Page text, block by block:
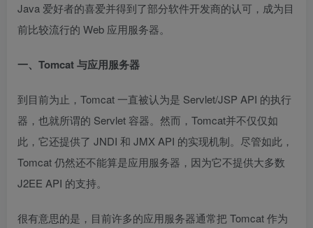
Java 爱好者的喜爱并得到了部分软件开发商的认可，成为目
前比较流行的 Web 应用服务器。
一、Tomcat 与应用服务器
到目前为止，Tomcat 一直被认为是 Servlet/JSP API 的执行
器，也就所谓的 Servlet 容器。然而，Tomcat并不仅仅如
此，它还提供了 JNDI 和 JMX API 的实现机制。尽管如此，
Tomcat 仍然还不能算是应用服务器，因为它不提供大多数
J2EE API 的支持。
很有意思的是，目前许多的应用服务器通常把 Tomcat 作为